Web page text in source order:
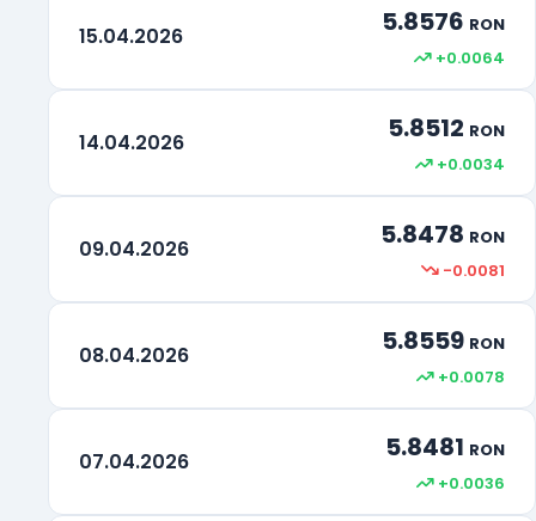
15.04.2026 5.8576 RON
+0.0064
14.04.2026 5.8512 RON
+0.0034
09.04.2026 5.8478 RON
-0.0081
08.04.2026 5.8559 RON
+0.0078
07.04.2026 5.8481 RON
+0.0036